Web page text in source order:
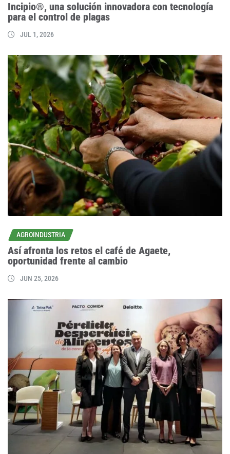
Incipio®, una solución innovadora con tecnología
para el control de plagas
JUL 1, 2026
AGROINDUSTRIA
Así afronta los retos el café de Agaete,
oportunidad frente al cambio
JUN 25, 2026